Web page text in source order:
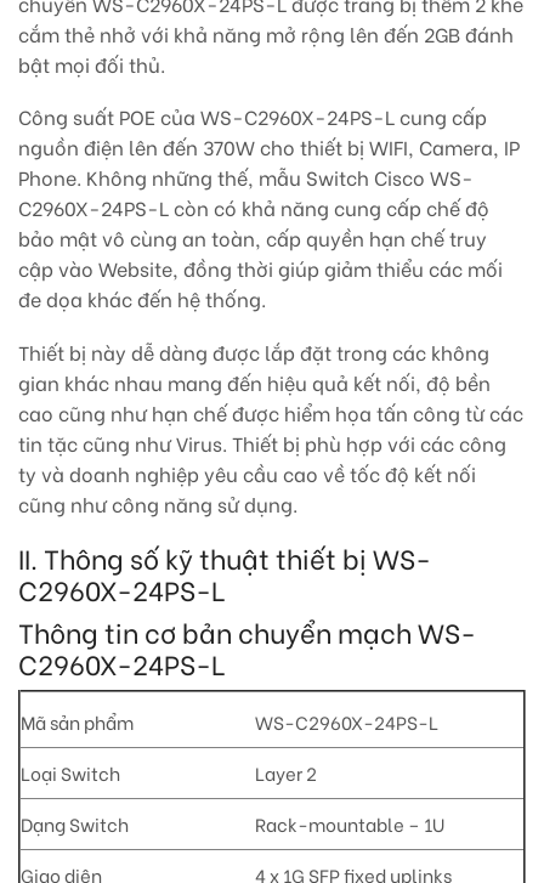
cắm thẻ nhở với khả năng mở rộng lên đến 2GB đánh
bật mọi đối thủ.
Công suất POE của WS-C2960X-24PS-L cung cấp
nguồn điện lên đến 370W cho thiết bị WIFI, Camera, IP
Phone. Không những thế, mẫu Switch Cisco WS-
C2960X-24PS-L còn có khả năng cung cấp chế độ
bảo mật vô cùng an toàn, cấp quyền hạn chế truy
cập vào Website, đồng thời giúp giảm thiểu các mối
đe dọa khác đến hệ thống.
Thiết bị này dễ dàng được lắp đặt trong các không
gian khác nhau mang đến hiệu quả kết nối, độ bền
cao cũng như hạn chế được hiểm họa tấn công từ các
tin tặc cũng như Virus. Thiết bị phù hợp với các công
ty và doanh nghiệp yêu cầu cao về tốc độ kết nối
cũng như công năng sử dụng.
II. Thông số kỹ thuật thiết bị WS-
C2960X-24PS-L
Thông tin cơ bản chuyển mạch WS-
C2960X-24PS-L
Mã sản phẩm
WS-C2960X-24PS-L
Loại Switch
Layer 2
Dạng Switch
Rack-mountable – 1U
Giao diện
4 x 1G SFP fixed uplinks